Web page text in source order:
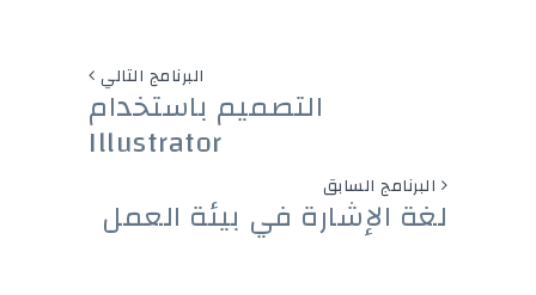
البرنامج التالي
التصميم باستخدام
Illustrator
البرنامج السابق
لغة الإشارة في بيئة العمل